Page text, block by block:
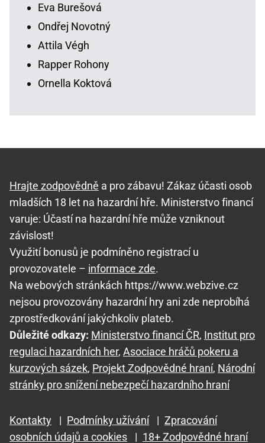
Eva Burešová
Ondřej Novotný
Attila Végh
Rapper Rohony
Ornella Koktová
Hrajte zodpovědně a pro zábavu! Zákaz účasti osob
mladších 18 let na hazardní hře. Ministerstvo financí
varuje: Účastí na hazardní hře může vzniknout
závislost!
Využití bonusů je podmíněno registrací u
provozovatele – informace zde.
Na webových stránkách https://www.webzive.cz
nejsou provozovány hazardní hry ani zde neprobíhá
zprostředkování jakýchkoliv plateb.
Důležité odkazy: Ministerstvo financí ČR, Institut pro
regulaci hazardních her, Asociace hráčů pokeru a
kurzových sázek, Projekt Zodpovědné hraní, Národní
stránky pro snížení nebezpečí hazardního hraní
Kontakty | Podmínky užívání | Zpracování
osobních údajů a cookies
| 18+ Zodpovědné hraní